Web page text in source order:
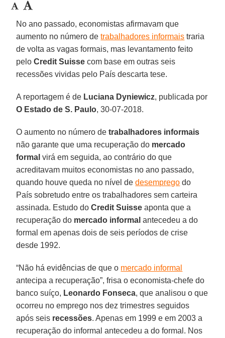
No ano passado, economistas afirmavam que
aumento no número detrabalhadores informais traria
de volta as vagas formais, mas levantamento feito
peloCredit Suisse com base em outras seis
recessões vividas pelo País descarta tese.
A reportagem é de Luciana Dyniewicz, publicada por
O Estado de S. Paulo, 30-07-2018.
O aumento no número detrabalhadores informais
não garante que uma recuperação do mercado
formal virá em seguida, ao contrário do que
acreditavam muitos economistas no ano passado,
quando houve queda no nível dedesemprego do
País sobretudo entre os trabalhadores sem carteira
assinada. Estudo doCredit Suisse aponta que a
recuperação do mercado informal antecedeu a do
formal em apenas dois de seis períodos de crise
desde 1992.
“Não há evidências de que o mercado informal
antecipa a recuperação”, frisa o economista-chefe do
banco suíço, Leonardo Fonseca, que analisou o que
ocorreu no emprego nos dez trimestres seguidos
após seis recessões. Apenas em 1999 e em 2003 a
recuperação do informal antecedeu a do formal. Nos